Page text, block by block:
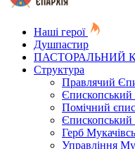
Наші герої
Душпастир
ПАСТОРАЛЬНИЙ
Структура
Правлячий
Єпископський
Помічний
Єпископський
Герб
Управління